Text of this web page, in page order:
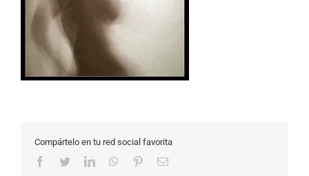
Compártelo en tu red social favorita
Facebook
TwitterLinkedInWhatsApp
PinterestCorreo